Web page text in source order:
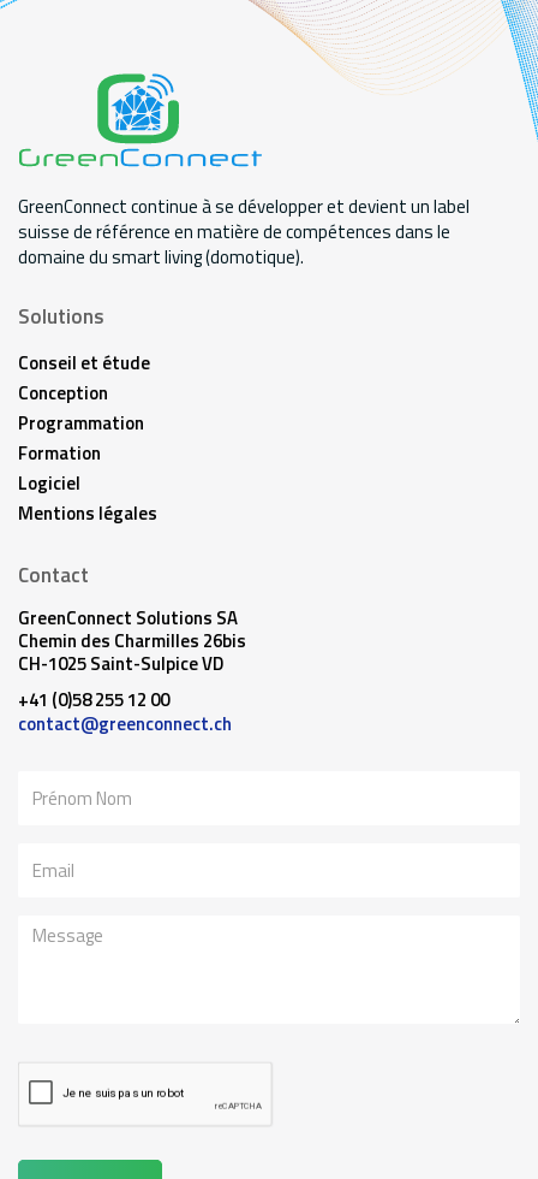
GreenConnect continue à se développer et devient un label
suisse de référence en matière de compétences dans le
domaine du smart living (domotique).
Solutions
Conseil et étude
Conception
Programmation
Formation
Logiciel
Mentions légales
Contact
GreenConnect Solutions SA
Chemin des Charmilles 26bis
CH-1025 Saint-Sulpice VD
+41 (0)58 255 12 00
contact@greenconnect.ch
Message